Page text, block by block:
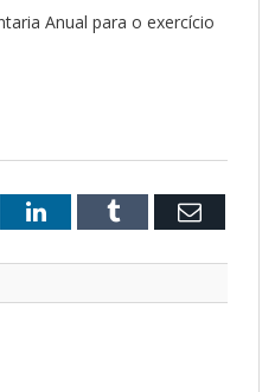
Anual para o exercício
LinkedInTumblr Email